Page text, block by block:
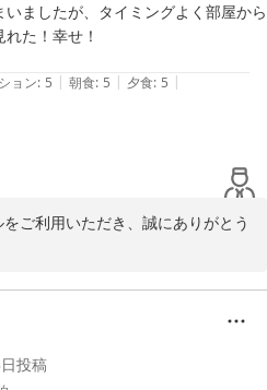
地よい空間とおもてなしをご提供
ッフ一同心よりお待ち申し上げて
ましたが、タイミングよく部屋から
た！幸せ！
ョン: 5 | 朝食: 5 | 夕食: 5 |
ご利用いただき、誠にありがとう
を「美しいサンセット」「幸せ」
とっても大変嬉しいお言葉でござ
のことでしたが、ちょうど良いタ
投稿